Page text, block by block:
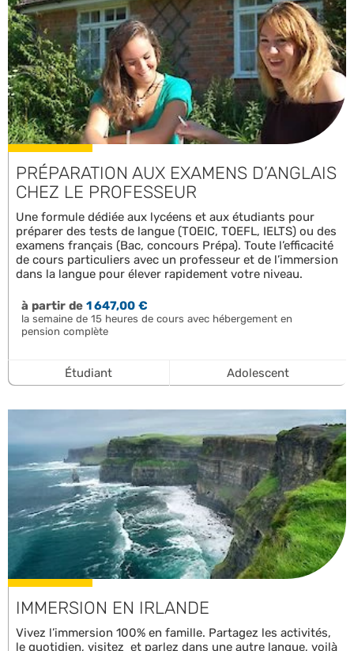
PRÉPARATION AUX EXAMENS D’ANGLAIS
CHEZ LE PROFESSEUR
Une formule dédiée aux lycéens et aux étudiants pour
préparer des tests de langue (TOEIC, TOEFL, IELTS) ou des
examens français (Bac, concours Prépa). Toute l’efficacité
de cours particuliers avec un professeur et de l’immersion
dans la langue pour élever rapidement votre niveau.
à partir de1 647,00 €
la semaine de 15 heures de cours avec hébergement en
pension complète
Étudiant Adolescent
IMMERSION EN IRLANDE
Vivez l’immersion 100% en famille. Partagez les activités,
le quotidien, visitez et parlez dans une autre langue, voilà